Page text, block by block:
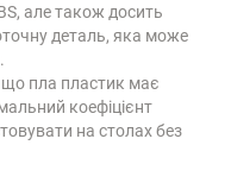
але також досить
деталь, яка може
що пла пластик має
коефіцієнт
на столах без